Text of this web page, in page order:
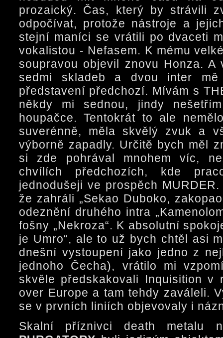
prozaický. Čas, který by strávili
odpočívat, protože nástroje a
stejní maníci se vrátili po dvaceti
vokalistou - Nefasem. K mému
soupravou objevil znovu Honza.
sedmi skladeb a dvou inter mě
představení předchozí. Mívám s
někdy mi sednou, jindy
houpačce. Tentokrát to ale
suverénně, měla skvělý zvuk a
výborně zapadly. Určitě bych měl
si zde pohrával mnohem víc,
chvílích předchozích, kde
jednodušeji ve prospěch
že zahráli „Sekao Duboko,
odeznění druhého intra
fošny „Nekroza“. K absolutní
je Umro“, ale to už bych chtěl asi
dnešní vystoupení jako jedno z
jednoho Čecha), vrátilo mi
skvěle předskakovali Inquisition v
over Europe a tam tehdy zaváleli.
se v prvních liniích objevovaly i
Skalní příznivci death metalu